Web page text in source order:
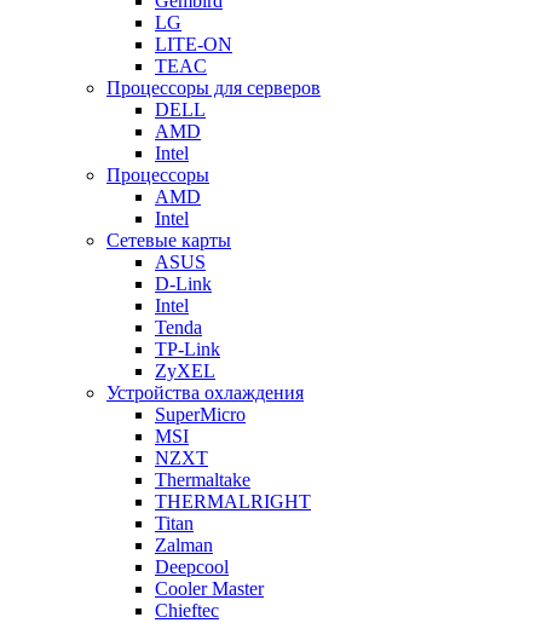
LG
LITE-ON
TEAC
Процессоры для серверов
DELL
AMD
Intel
Процессоры
AMD
Intel
Сетевые карты
ASUS
D-Link
Intel
Tenda
TP-Link
ZyXEL
Устройства охлаждения
SuperMicro
MSI
NZXT
Thermaltake
THERMALRIGHT
Titan
Zalman
Deepcool
Cooler Master
Chieftec